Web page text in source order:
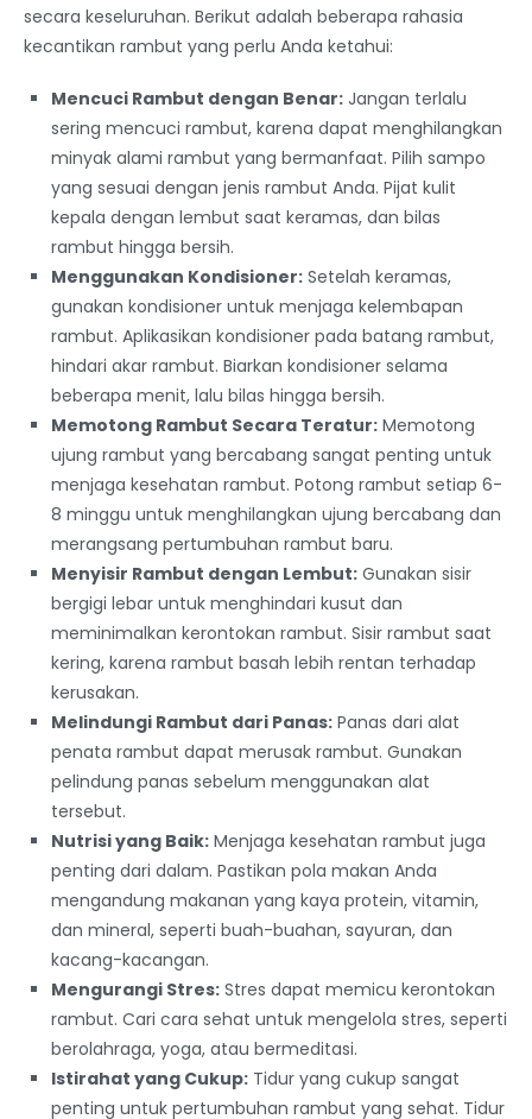
secara keseluruhan. Berikut adalah beberapa rahasia
kecantikan rambut yang perlu Anda ketahui:
Mencuci Rambut dengan Benar: Jangan terlalu
sering mencuci rambut, karena dapat menghilangkan
minyak alami rambut yang bermanfaat. Pilih sampo
yang sesuai dengan jenis rambut Anda. Pijat kulit
kepala dengan lembut saat keramas, dan bilas
rambut hingga bersih.
Menggunakan Kondisioner: Setelah keramas,
gunakan kondisioner untuk menjaga kelembapan
rambut. Aplikasikan kondisioner pada batang rambut,
hindari akar rambut. Biarkan kondisioner selama
beberapa menit, lalu bilas hingga bersih.
Memotong Rambut Secara Teratur: Memotong
ujung rambut yang bercabang sangat penting untuk
menjaga kesehatan rambut. Potong rambut setiap 6-
8 minggu untuk menghilangkan ujung bercabang dan
merangsang pertumbuhan rambut baru.
Menyisir Rambut dengan Lembut: Gunakan sisir
bergigi lebar untuk menghindari kusut dan
meminimalkan kerontokan rambut. Sisir rambut saat
kering, karena rambut basah lebih rentan terhadap
kerusakan.
Melindungi Rambut dari Panas: Panas dari alat
penata rambut dapat merusak rambut. Gunakan
pelindung panas sebelum menggunakan alat
tersebut.
Nutrisi yang Baik: Menjaga kesehatan rambut juga
penting dari dalam. Pastikan pola makan Anda
mengandung makanan yang kaya protein, vitamin,
dan mineral, seperti buah-buahan, sayuran, dan
kacang-kacangan.
Mengurangi Stres: Stres dapat memicu kerontokan
rambut. Cari cara sehat untuk mengelola stres, seperti
berolahraga, yoga, atau bermeditasi.
Istirahat yang Cukup: Tidur yang cukup sangat
penting untuk pertumbuhan rambut yang sehat. Tidur